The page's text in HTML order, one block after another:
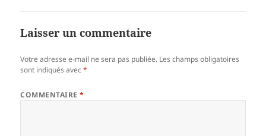
Laisser un commentaire
Votre adresse e-mail ne sera pas publiée. Les champs obligatoires
sont indiqués avec*
COMMENTAIRE*